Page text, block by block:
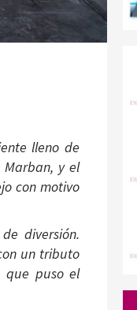
lleno de
Marban, y el
con motivo
diversión.
un tributo
que puso el